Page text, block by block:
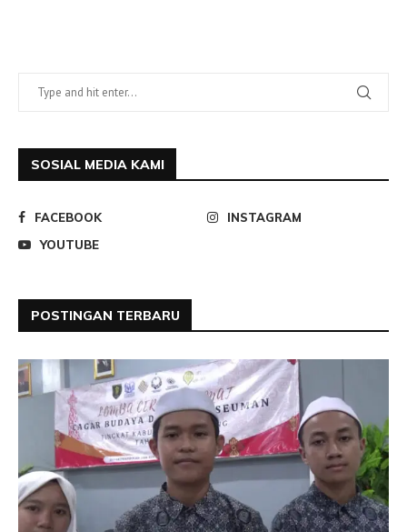
SOSIAL MEDIA KAMI
FACEBOOK
INSTAGRAM
YOUTUBE
POSTINGAN TERBARU